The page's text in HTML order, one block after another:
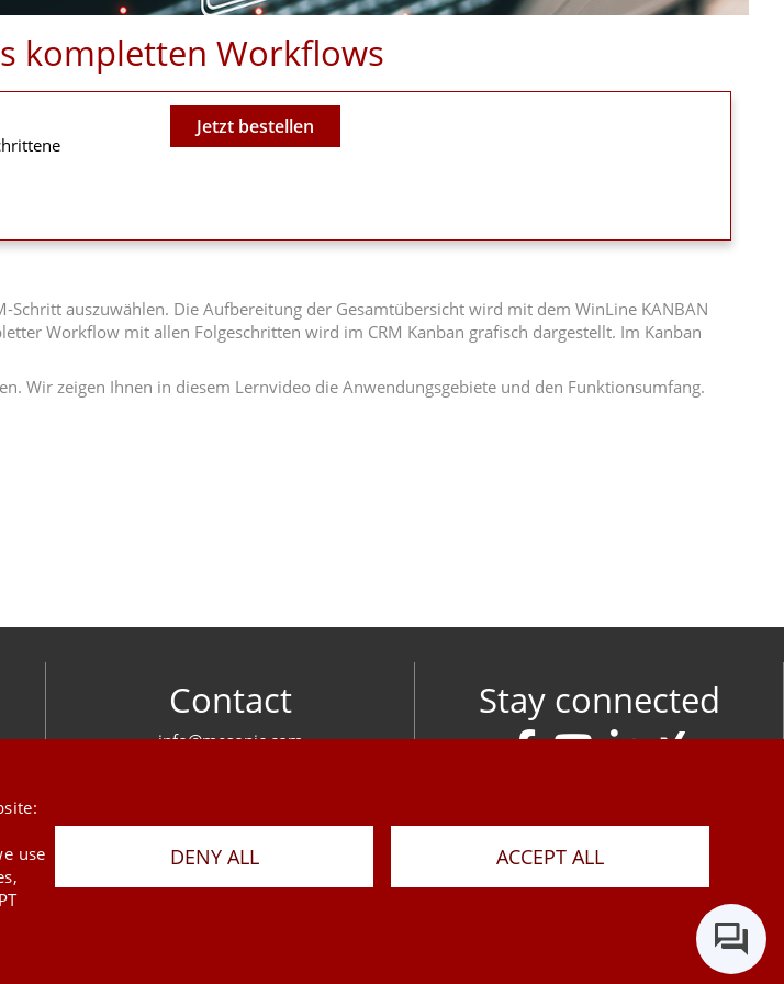
kompletten Workflows
Video
Jetzt bestellen
auszuwählen. Die Aufbereitung der Gesamtübersicht wird mit dem WinLine KANBAN
Workflow mit allen Folgeschritten wird im CRM Kanban grafisch dargestellt. Im Kanban
Wir zeigen Ihnen in diesem Lernvideo die Anwendungsgebiete und den Funktionsumfang.
Contact
info@mesonic.com
Stay connected
use
DENY ALL ACCEPT ALL